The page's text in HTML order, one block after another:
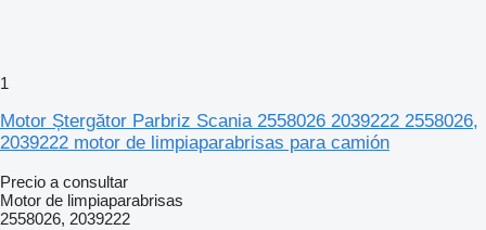
1
Motor Ștergător Parbriz Scania 2558026 2039222 2558026,
2039222 motor de limpiaparabrisas para camión
Precio a consultar
Motor de limpiaparabrisas
2558026, 2039222